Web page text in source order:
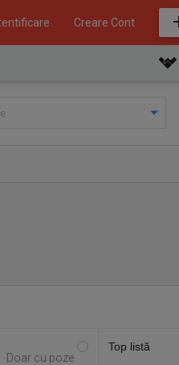
Creare Cont
Doar cu poze